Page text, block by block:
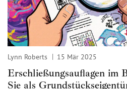
Lynn Roberts 15 Mär 2025
Erschließungsauflagen im
Sie als